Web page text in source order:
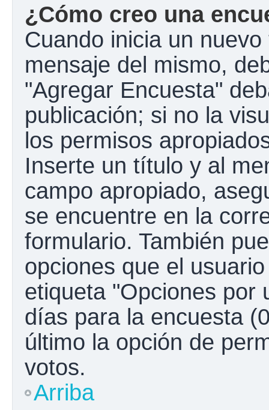
¿Cómo creo una
Cuando inicia un
mensaje del mismo,
"Agregar Encuesta"
publicación; si no la
los permisos
Inserte un título y al
campo apropiado,
se encuentre en la
formulario. También
opciones que el
etiqueta "Opciones por
días para la encuesta
último la opción de
votos.
Arriba